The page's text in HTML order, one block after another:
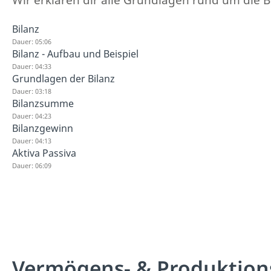
Bilanz
Dauer: 05:06
Bilanz - Aufbau und Beispiel
Dauer: 04:33
Grundlagen der Bilanz
Dauer: 03:18
Bilanzsumme
Dauer: 04:23
Bilanzgewinn
Dauer: 04:13
Aktiva Passiva
Dauer: 06:09